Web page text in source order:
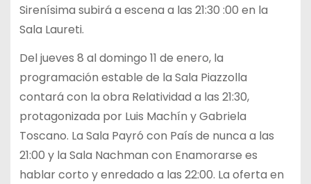
Sirenísima subirá a escena a las 21:30 :00 en la
Sala Laureti.
Del jueves 8 al domingo 11 de enero, la
programación estable de la Sala Piazzolla
contará con la obra Relatividad a las 21:30,
protagonizada por Luis Machín y Gabriela
Toscano. La Sala Payró con País de nunca a las
21:00 y la Sala Nachman con Enamorarse es
hablar corto y enredado a las 22:00. La oferta en